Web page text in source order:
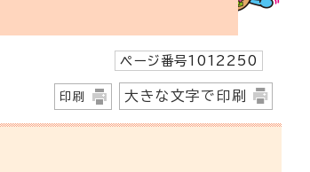
ページ番号1012250
印刷 大きな文字で印刷